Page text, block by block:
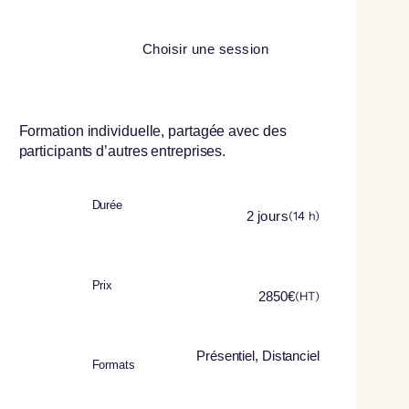
Choisir une session
Formation individuelle, partagée avec des
participants d’autres entreprises.
Durée
2 jours(14 h)
Prix
2850€(HT)
Formats
Présentiel, Distanciel